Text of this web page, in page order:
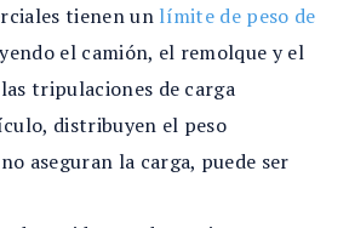
tienen un límite de peso de
el camión, el remolque y el
tripulaciones de carga
distribuyen el peso
aseguran la carga, puede ser